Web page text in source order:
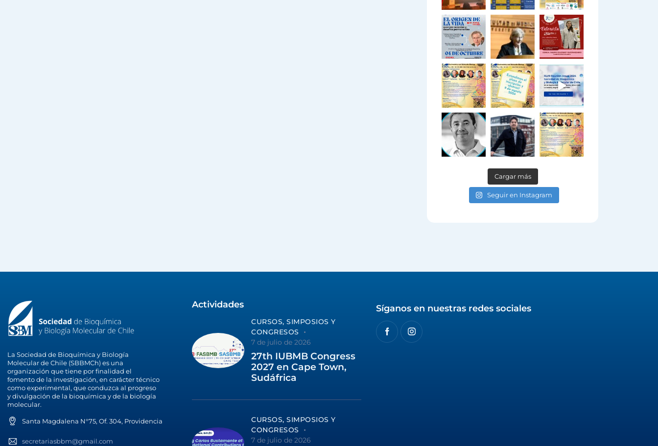
Cargar más
Seguir en Instagram
La Sociedad de Bioquímica y Biología
Molecular de Chile (SBBMCh) es una
organización que tiene por finalidad el
fomento de la investigación, en carácter técnico
como experimental, que conduzca al progreso
y divulgación de la bioquímica y de la biología
molecular.
Santa Magdalena N°75, Of. 304, Providencia
secretariasbbm@gmail.com
Actividades
CURSOS, SIMPOSIOS Y
CONGRESOS
7 de julio de 2026
27th IUBMB Congress
2027 en Cape Town,
Sudáfrica
CURSOS, SIMPOSIOS Y
CONGRESOS
7 de julio de 2026
Síganos en nuestras redes sociales